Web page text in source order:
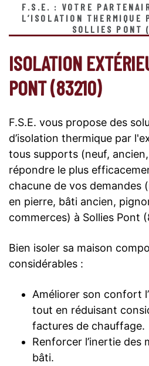
F.S.E. : VOTRE
L’ISOLATION THERMIQUE
SOLLIES PONT
ISOLATION
PONT (83210)
F.S.E. vous propose des
d’isolation thermique par
tous supports (neuf,
répondre le plus
chacune de vos demandes
en pierre, bâti ancien,
commerces) à Sollies Pont
Bien isoler sa maison
considérables :
Améliorer son confort
tout en réduisant
factures de chauffage.
Renforcer l’inertie des
bâti.